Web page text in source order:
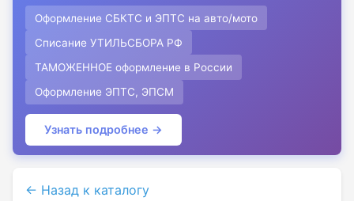
Оформление СБКТС и ЭПТС на авто/мото
Списание УТИЛЬСБОРА РФ
ТАМОЖЕННОЕ оформление в России
Оформление ЭПТС, ЭПСМ
Узнать подробнее →
← Назад к каталогу